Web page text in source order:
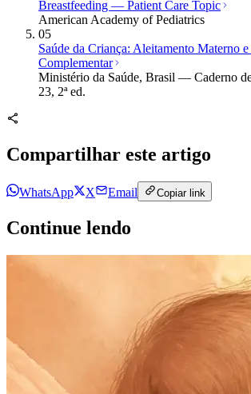
Breastfeeding — Patient Care Topic
American Academy of Pediatrics
05
Saúde da Criança: Aleitamento Materno
Complementar
Ministério da Saúde, Brasil — Caderno
23, 2ª ed.
Compartilhar este artigo
WhatsApp X Email Copiar link
Continue lendo